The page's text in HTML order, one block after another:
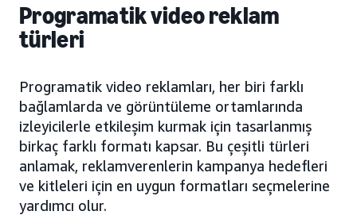
Programatik video reklam
türleri
Programatik video reklamları, her biri farklı
bağlamlarda ve görüntüleme ortamlarında
izleyicilerle etkileşim kurmak için tasarlanmış
birkaç farklı formatı kapsar. Bu çeşitli türleri
anlamak, reklamverenlerin kampanya hedefleri
ve kitleleri için en uygun formatları seçmelerine
yardımcı olur.